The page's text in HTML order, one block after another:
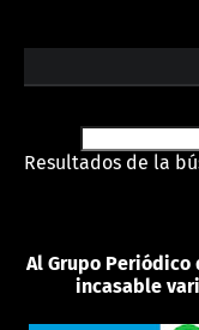
Resultados de la
Al Grupo Periódico
incasable